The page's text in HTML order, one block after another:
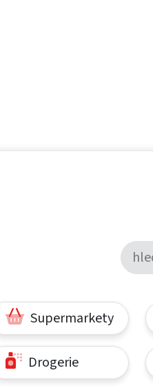
Supermarkety
Drogerie